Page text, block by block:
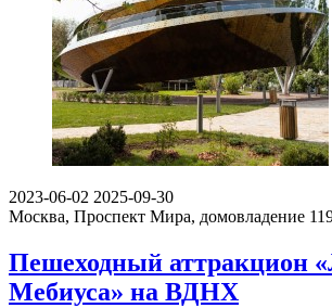
2023-06-02 2025-09-30
Москва, Проспект Мира, домовладение
Пешеходный аттракцион
Мебиуса» на ВДНХ